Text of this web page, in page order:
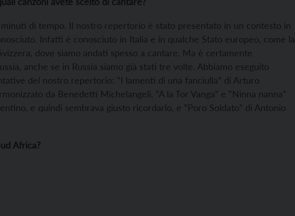
minuti di tempo. Il nostro repertorio è stato presentato in un contesto in
Infatti è conosciuto in Italia e in qualche Stato europeo, come la
dove siamo andati spesso a cantare. Ma è certamente
anche se in Russia siamo già stati tre volte. Abbiamo eseguito
del nostro repertorio: “I lamenti di una fanciulla” di Arturo
da Benedetti Michelangeli, “A la Tor Vanga” e “Ninna nanna”
e quindi sembrava giusto ricordarlo, e “Poro Soldato” di Antonio
Africa?